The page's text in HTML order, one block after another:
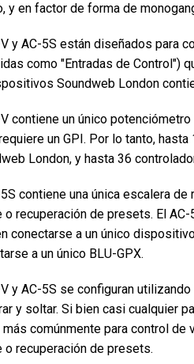
y en factor de forma de
y AC-5S están diseñados para
como "Entradas de Control")
Soundweb London
contiene un único
un GPI. Por lo tanto,
London, y hasta 36
5S contiene una única escalera
o recuperación de presets. El
conectarse a un único
a un único BLU-GPX.
V y AC-5S se configuran
y soltar. Si bien casi cualquier
comúnmente para control de
o recuperación de presets.